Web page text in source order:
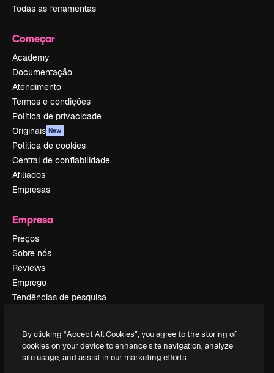
Todas as ferramentas
Começar
Academy
Documentação
Atendimento
Termos e condições
Política de privacidade
Originais New
Política de cookies
Central de confiabilidade
Afiliados
Empresas
Empresa
Preços
Sobre nós
Reviews
Emprego
Tendências de pesquisa
Slidesgo
Vender conteúdo
By clicking “Accept All Cookies”, you agree to the storing of
cookies on your device to enhance site navigation, analyze
site usage, and assist in our marketing efforts.